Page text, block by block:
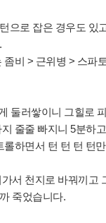
으로 잡은 경우도 있
.
좀비 > 근위병 > 스파
둘러쌓이니 그힐로
줄줄 빠지니 5분하
롤하면서 턴 턴 턴 턴
서 천지로 바꿔끼고
죽었습니다.